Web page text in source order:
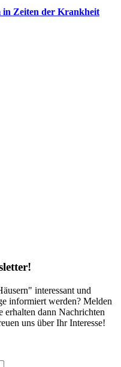
in Zeiten der Krankheit
interessant und
informiert werden? Melden
erhalten dann Nachrichten
uns über Ihr Interesse!